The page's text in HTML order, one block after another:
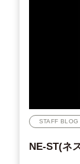
STAFF BLOG
NE-ST(ネ